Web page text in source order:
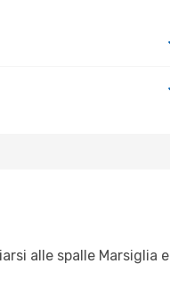
alle spalle Marsiglia e